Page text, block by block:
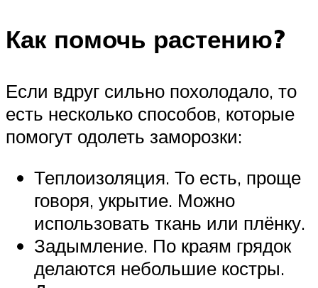
Как помочь растению?
Если вдруг сильно похолодало, то
есть несколько способов, которые
помогут одолеть заморозки:
Теплоизоляция. То есть, проще
говоря, укрытие. Можно
использовать ткань или плёнку.
Задымление. По краям грядок
делаются небольшие костры.